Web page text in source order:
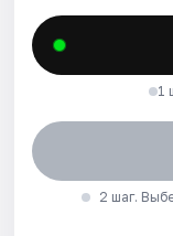
1
2 шаг.